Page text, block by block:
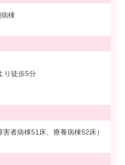
性期病棟
り徒歩5分
者病棟51床、療養病棟52床）